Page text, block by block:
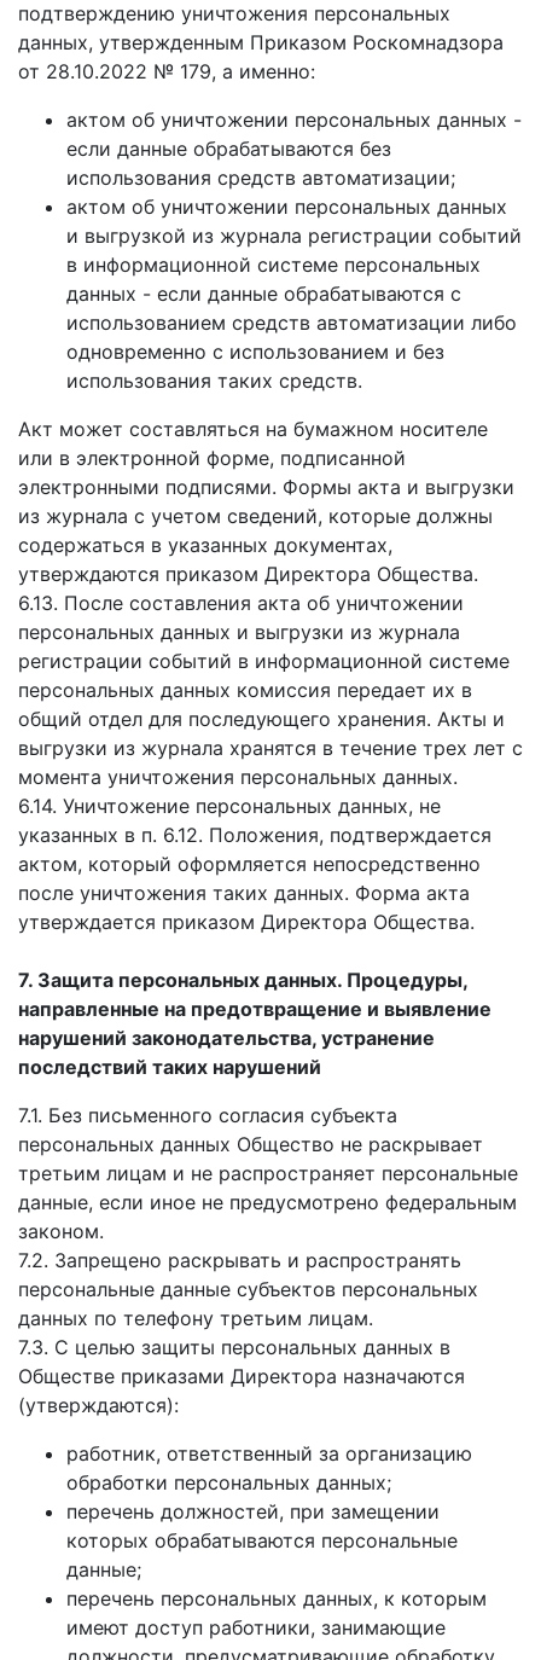
подтверждению уничтожения персональных
данных, утвержденным Приказом Роскомнадзора
от 28.10.2022 № 179, а именно:
актом об уничтожении персональных данных -
если данные обрабатываются без
использования средств автоматизации;
актом об уничтожении персональных данных
и выгрузкой из журнала регистрации событий
в информационной системе персональных
данных - если данные обрабатываются с
использованием средств автоматизации либо
одновременно с использованием и без
использования таких средств.
Акт может составляться на бумажном носителе
или в электронной форме, подписанной
электронными подписями. Формы акта и выгрузки
из журнала с учетом сведений, которые должны
содержаться в указанных документах,
утверждаются приказом Директора Общества.
6.13. После составления акта об уничтожении
персональных данных и выгрузки из журнала
регистрации событий в информационной системе
персональных данных комиссия передает их в
общий отдел для последующего хранения. Акты и
выгрузки из журнала хранятся в течение трех лет с
момента уничтожения персональных данных.
6.14. Уничтожение персональных данных, не
указанных в п. 6.12. Положения, подтверждается
актом, который оформляется непосредственно
после уничтожения таких данных. Форма акта
утверждается приказом Директора Общества.
7. Защита персональных данных. Процедуры,
направленные на предотвращение и выявление
нарушений законодательства, устранение
последствий таких нарушений
7.1. Без письменного согласия субъекта
персональных данных Общество не раскрывает
третьим лицам и не распространяет персональные
данные, если иное не предусмотрено федеральным
законом.
7.2. Запрещено раскрывать и распространять
персональные данные субъектов персональных
данных по телефону третьим лицам.
7.3. С целью защиты персональных данных в
Обществе приказами Директора назначаются
(утверждаются):
работник, ответственный за организацию
обработки персональных данных;
перечень должностей, при замещении
которых обрабатываются персональные
данные;
перечень персональных данных, к которым
имеют доступ работники, занимающие